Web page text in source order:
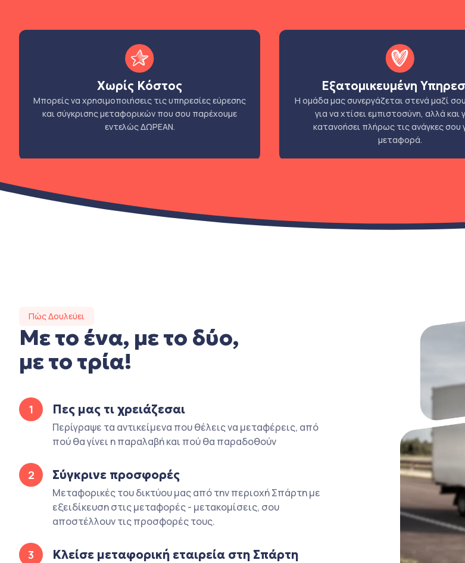
Χωρίς Κόστος
Μπορείς να χρησιμοποιήσεις τις υπηρεσίες εύρεσης
και σύγκρισης μεταφορικών που σου παρέχουμε
εντελώς ΔΩΡΕΑΝ.
Εξατομικευμένη
Η ομάδα μας συνεργάζεται στενά μαζί
για να χτίσει εμπιστοσύνη, αλλά και
κατανοήσει πλήρως τις ανάγκες σου
μεταφορά.
Πώς Δουλεύει
Με το ένα, με το δύο,
με το τρία!
1 Πες μας τι χρειάζεσαι
Περίγραψε τα αντικείμενα που θέλεις να μεταφέρεις, από
πού θα γίνει η παραλαβή και πού θα παραδοθούν
2 Σύγκρινε προσφορές
Μεταφορικές του δικτύου μας από την περιοχή Σπάρτη με
εξειδίκευση στις μεταφορές - μετακομίσεις, σου
αποστέλλουν τις προσφορές τους.
3 Κλείσε μεταφορική εταιρεία στη Σπάρτη